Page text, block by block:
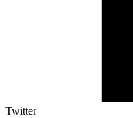
Twitter